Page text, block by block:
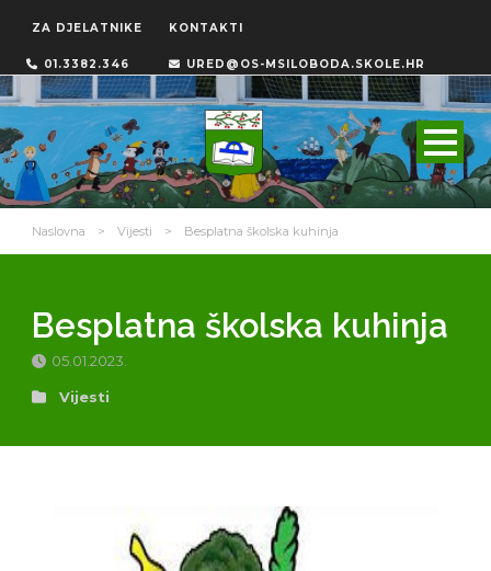
ZA DJELATNIKE KONTAKTI
01.3382.346 URED@OS-MSILOBODA.SKOLE.HR
Naslovna > Vijesti > Besplatna školska kuhinja
Besplatna školska kuhinja
05.01.2023.
Vijesti